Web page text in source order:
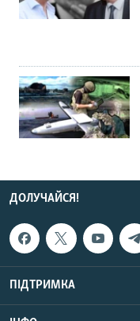
ДОЛУЧАЙСЯ!
ПІДТРИМКА